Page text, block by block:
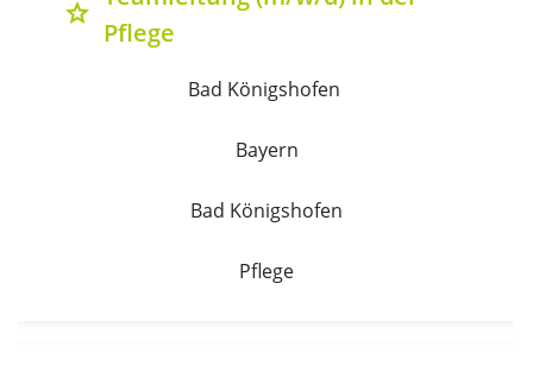
grade
Pflege
Bad Königshofen
Bayern
Bad Königshofen
Pflege